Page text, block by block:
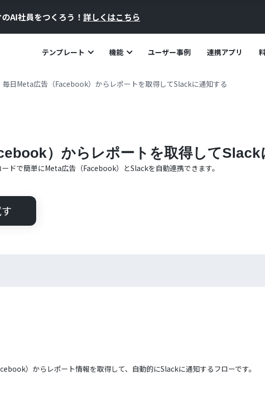
AI社員をつくろう！ 詳しくはこちら
テンプレート 機能 ユーザー事例 連携アプリ
毎日Meta広告（Facebook）からレポートを取得してSlackに通知する
）からレポートを取得してSlack
ドで簡単にMeta広告（Facebook） とSlackを自動連携できます。
）からレポート情報を取得して、自動的にSlackに通知するフローです。